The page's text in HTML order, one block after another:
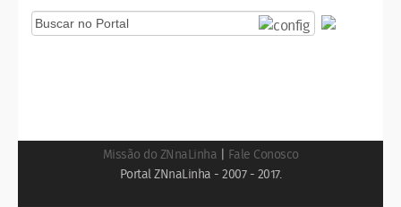
Missão do ZNnaLinha | Fale Conosco
Portal ZNnaLinha - 2007 - 2017.